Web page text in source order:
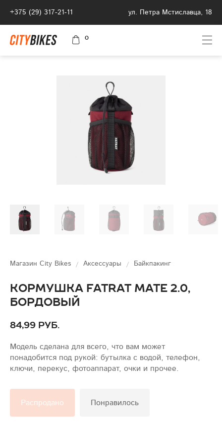
+375 (29) 317-21-11 ул. Петра Мстиславца, 18
0
Магазин City Bikes Аксессуары Байкпакинг
Кормушка Fatrat Mate 2.0,
бордовый
84,99 руб.
Модель сделана для всего, что вам может
понадобится под рукой: бутылка с водой, телефон,
ключи, перекус, фотоаппарат, очки и прочее.
Распродано Понравилось